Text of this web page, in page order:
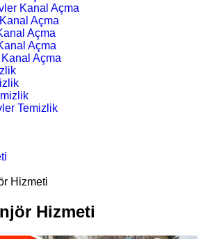
Kanal Açma
Açma
Açma
Açma
Açma
Temizlik
Hizmeti
Hizmeti